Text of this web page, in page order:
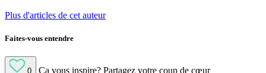
Plus d'articles de cet auteur
Faites-vous entendre
0 Ça vous inspire? Partagez votre coup de cœur